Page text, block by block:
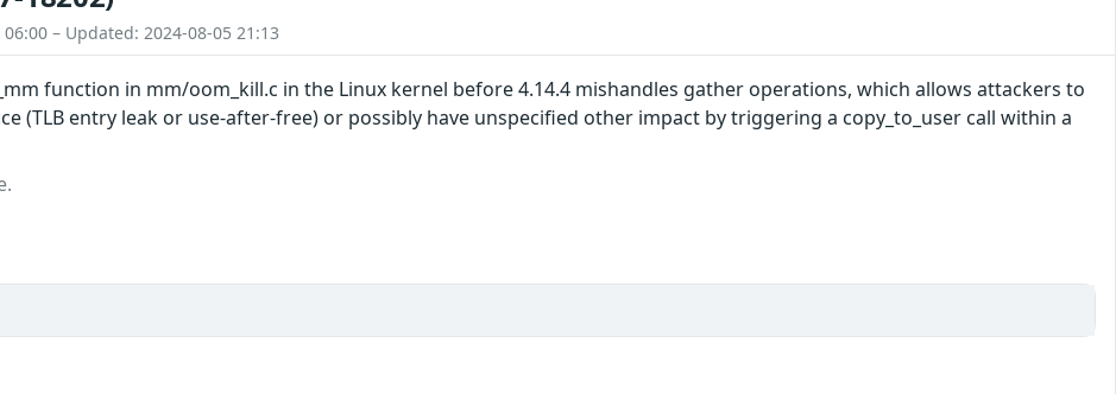
– Updated: 2024-08-05 21:13
function in mm/oom_kill.c in the Linux kernel before 4.14.4 mishandles gather operations, which allows attackers to
(TLB entry leak or use-after-free) or possibly have unspecified other impact by triggering a copy_to_user call within a